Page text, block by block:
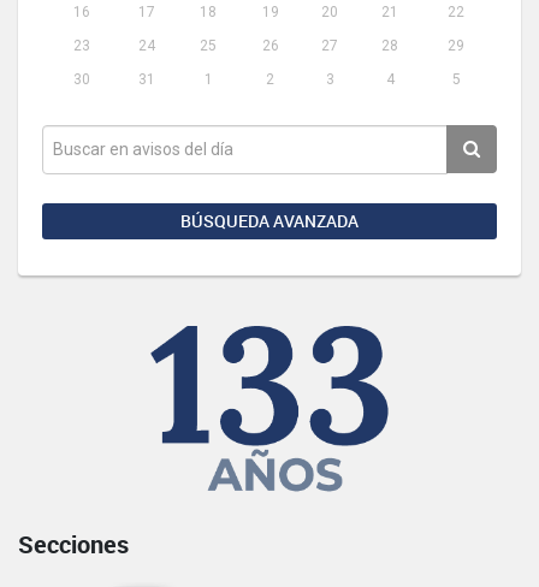
16
17 18 19 20 21
22
23
24 25 26 27 28
29
30
31 1 2 3 4 5
BÚSQUEDA AVANZADA
Secciones